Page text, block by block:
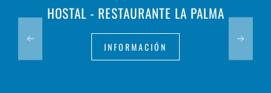
HOSTAL - RESTAURANTE LA PALMA
INFORMACIÓN